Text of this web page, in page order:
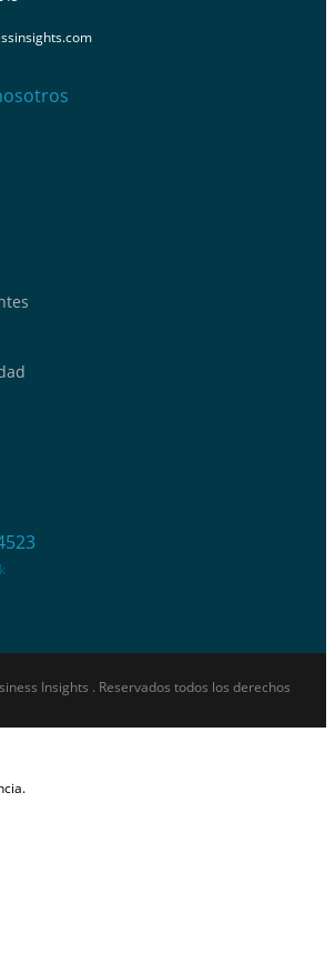
Insights . Reservados todos los derechos